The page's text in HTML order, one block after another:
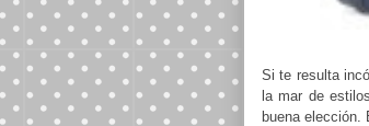
Si te resulta
la mar de
buena elección.